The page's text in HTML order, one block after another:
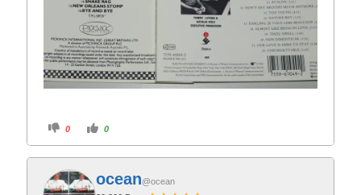
C
i
k
f
o
r
0
C
i
k
o
r
0
ocean@ocean